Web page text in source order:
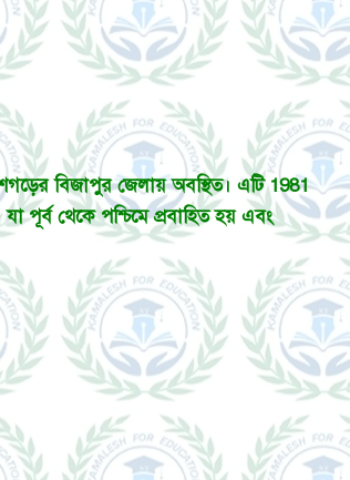
বিজাপুর জেলায় অবস্থিত। এটি 1981
পূর্ব থেকে পশ্চিমে প্রবাহিত হয় এবং